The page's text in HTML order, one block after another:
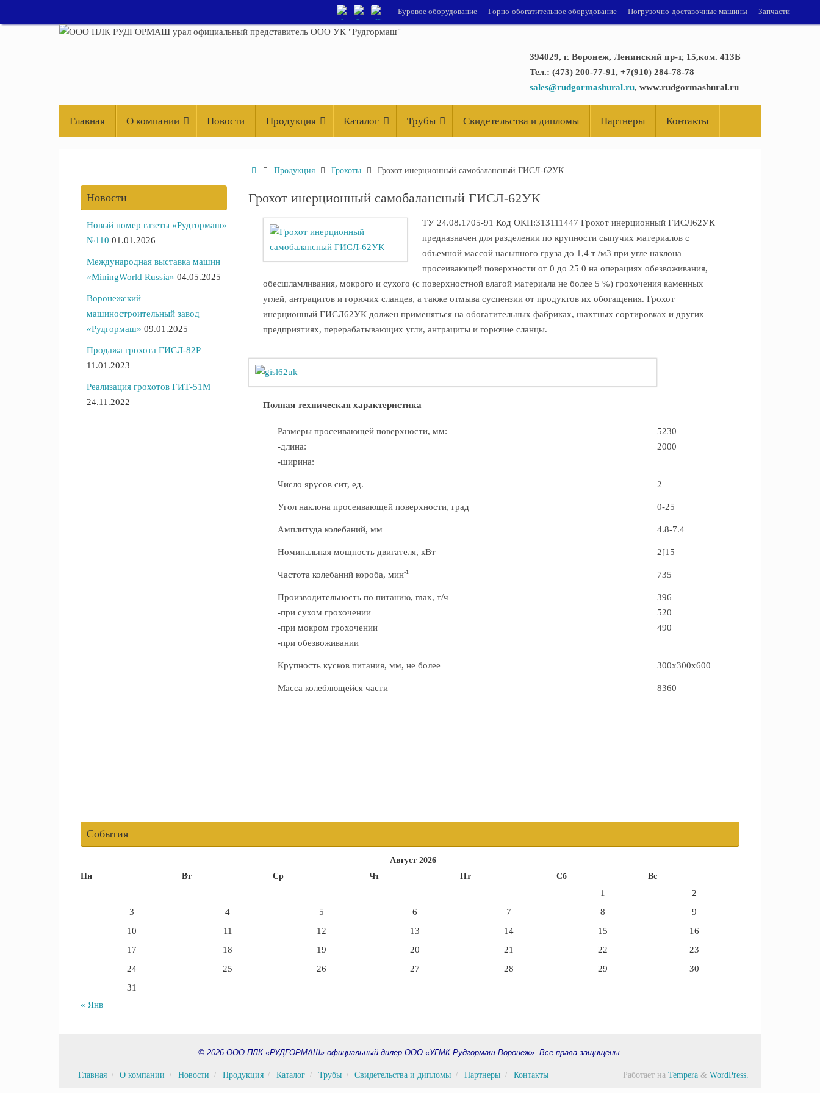
к
Буровое оборудование Горно-обогатительное оборудование Погрузочно-доставочные машины Запчасти
394029, г. Воронеж, Ленинский пр-т, 15,ком. 413Б
Тел.: (473) 200-77-91, +7(910) 284-78-78
sales@rudgormashural.ru, www.rudgormashural.ru
содержимому
Главная О компании Новости Продукция Каталог Трубы Свидетельства и дипломы Партнеры Контакты
Главная
Продукция Грохоты Грохот инерционный самобалансный ГИСЛ-62УК
Грохот инерционный самобалансный ГИСЛ-62УК
ТУ 24.08.1705-91 Код ОКП:313111447 Грохот инерционный ГИСЛ62УК
предназначен для разделении по крупности сыпучих материалов с
объемной массой насыпного груза до 1,4 т /м3 при угле наклона
просеивающей поверхности от 0 до 25 0 на операциях обезвоживания,
обесшламливания, мокрого и сухого (с поверхностной влагой материала не более 5 %) грохочения каменных
углей, антрацитов и горючих сланцев, а также отмыва суспензии от продуктов их обогащения. Грохот
инерционный ГИСЛ62УК должен применяться на обогатительных фабриках, шахтных сортировках и других
предприятиях, перерабатывающих угли, антрациты и горючие сланцы.
Полная техническая характеристика
Размеры просеивающей поверхности, мм:
-длина:
-ширина:
5230
2000
Число ярусов сит, ед. 2
Угол наклона просеивающей поверхности, град 0-25
Амплитуда колебаний, мм 4.8-7.4
Номинальная мощность двигателя, кВт 2[15
Частота колебаний короба, мин-1 735
Производительность по питанию, max, т/ч
-при сухом грохочении
-при мокром грохочении
-при обезвоживании
396
520
490
Крупность кусков питания, мм, не более 300х300х600
Масса колеблющейся части 8360
Новости
Новый номер газеты «Рудгормаш»
№110 01.01.2026
Международная выставка машин
«MiningWorld Russia» 04.05.2025
Воронежский
машиностроительный завод
«Рудгормаш» 09.01.2025
Продажа грохота ГИСЛ-82Р
11.01.2023
Реализация грохотов ГИТ-51М
24.11.2022
События
Август 2026
Пн
Вт Ср Чт Пт Сб Вс
1
2
3
4 5 6 7 8
9
10
11 12 13 14 15
16
17
18 19 20 21 22
23
24
25 26 27 28 29
30
31
« Янв
© 2026 ООО ПЛК «РУДГОРМАШ» официальный дилер ООО «УГМК Рудгормаш-Воронеж». Все права защищены.
Главная О компании Новости Продукция Каталог Трубы Свидетельства и дипломы Партнеры Контакты Работает на Tempera & WordPress.